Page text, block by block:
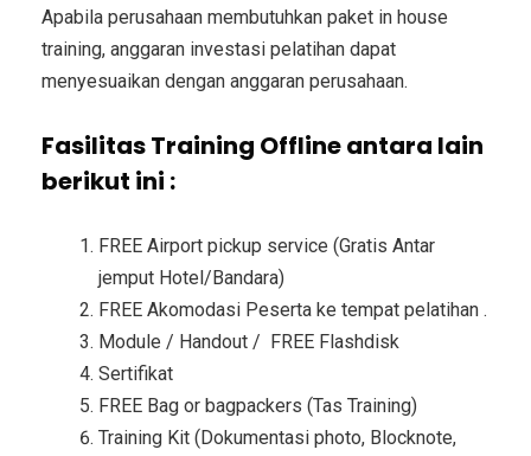
Apabila perusahaan membutuhkan paket in house
training, anggaran investasi pelatihan dapat
menyesuaikan dengan anggaran perusahaan.
Fasilitas Training Offline antara lain
berikut ini :
FREE Airport pickup service (Gratis Antar
jemput Hotel/Bandara)
FREE Akomodasi Peserta ke tempat pelatihan .
Module / Handout / FREE Flashdisk
Sertifikat
FREE Bag or bagpackers (Tas Training)
Training Kit (Dokumentasi photo, Blocknote,